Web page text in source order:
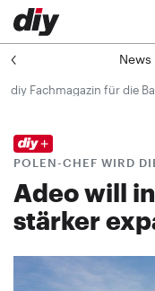
News
diy Fachmagazin für die
POLEN-CHEF WIRD
Adeo will
stärker